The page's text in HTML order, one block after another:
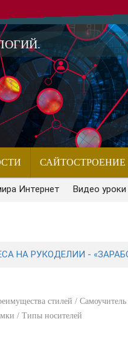
САЙТОСТРОЕНИЕ
Интернет Видео уроки
НА РУКОДЕЛИИ -
стилей /
/ Типы носителей